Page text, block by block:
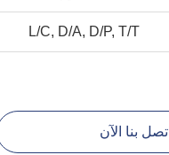
L/C, D/A, D/P, T/T
اتصل بنا الآن